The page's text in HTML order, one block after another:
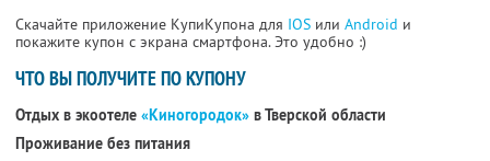
Скачайте приложение КупиКупона для IOS или Android и
покажите купон с экрана смартфона. Это удобно :)
ЧТО ВЫ ПОЛУЧИТЕ ПО КУПОНУ
Отдых в экоотеле «Киногородок» в Тверской области
Проживание без питания